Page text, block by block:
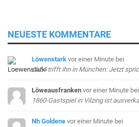
NEUESTE KOMMENTARE
Löwenstark vor einer Minute bei
db24 trifft ihn in München: Jetzt
Löweausfranken vor einer Minute bei
1860-Gastspiel in Vilzing ist
Nh Goldene vor einer Minute bei